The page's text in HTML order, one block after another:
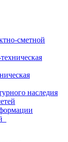
сметной
наследия